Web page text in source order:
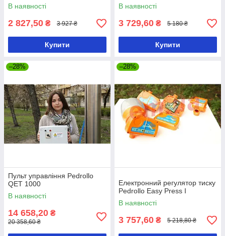
В наявності
2 827,50 ₴ 3 927 ₴
Купити
В наявності
3 729,60 ₴ 5 180 ₴
Купити
–28%
Пульт управління Pedrollo
QET 1000
В наявності
14 658,20 ₴
20 358,60 ₴
–28%
Електронний регулятор тиску
Pedrollo Easy Press I
В наявності
3 757,60 ₴ 5 218,80 ₴